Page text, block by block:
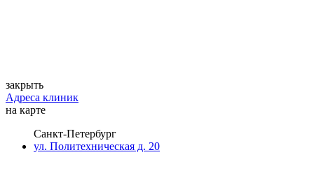
закрыть
Адреса клиник
на карте
Санкт-Петербург
ул. Политехническая д. 20